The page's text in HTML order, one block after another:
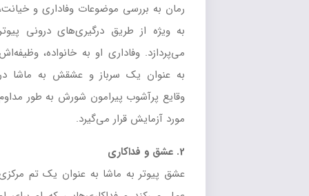
رمان به بررسی موضوعات وفاداری و خیانت،
به ویژه از طریق درگیری‌های درونی پیوتر
می‌پردازد. وفاداری او به خانواده، وظیفه‌اش
به عنوان یک سرباز و عشقش به ماشا در
وقایع پرآشوب پیرامون شورش به طور مداوم
مورد آزمایش قرار می‌گیرد.
عشق پیوتر به ماشا به عنوان یک تم مرکزی